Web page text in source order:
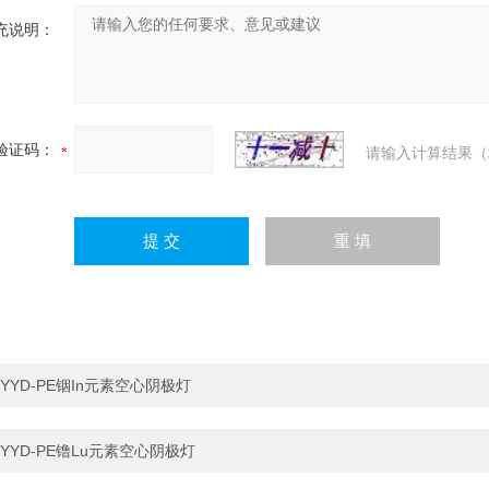
说明：
证码： 请输入计算结果
YYD-PE铟In元素空心阴极灯
YYD-PE镥Lu元素空心阴极灯